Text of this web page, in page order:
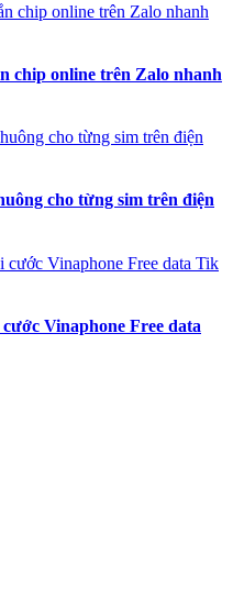
chip online trên Zalo nhanh
cho từng sim trên điện
Vinaphone Free data